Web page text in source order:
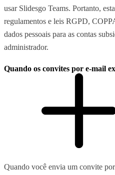
usar Slidesgo Teams. Portanto,
regulamentos e leis RGPD,
dados pessoais para as contas
administrador.
Quando os convites por e-mail
Quando você envia um convite